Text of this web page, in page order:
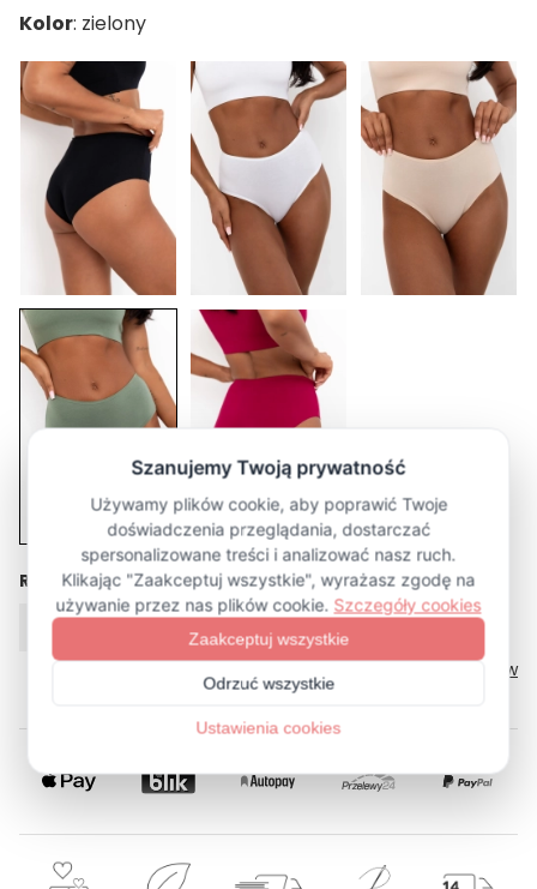
Kolor
Rozmiar
XS
Tabela rozmiarów